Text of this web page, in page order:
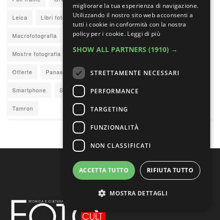
Leica Libri fotografia Libri Fotografici Lumix
Macrofotografia Maestri della fotografia Mirrorless
Mostre fotografia Nikkor Z Nikon Nikon Z
Offerte Panasonic Reportage Ritratto Sigma
Smartphone Sony Sony E Street photography
Tamron
migliorare la tua esperienza di navigazione.
Utilizzando il nostro sito web acconsenti a
tutti i cookie in conformità con la nostra
policy per i cookie. Leggi di più
SHOW ALL PARTNERS (1910) →
STRETTAMENTE NECESSARI
PERFORMANCE
TARGETING
FUNZIONALITÀ
NON CLASSIFICATI
ACCETTA TUTTO RIFIUTA TUTTO
MOSTRA DETTAGLI